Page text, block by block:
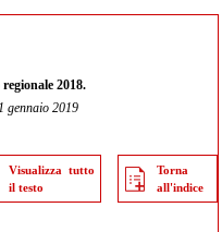
2018.
gennaio 2019
Visualizza tutto
il testo
Torna
all'indice